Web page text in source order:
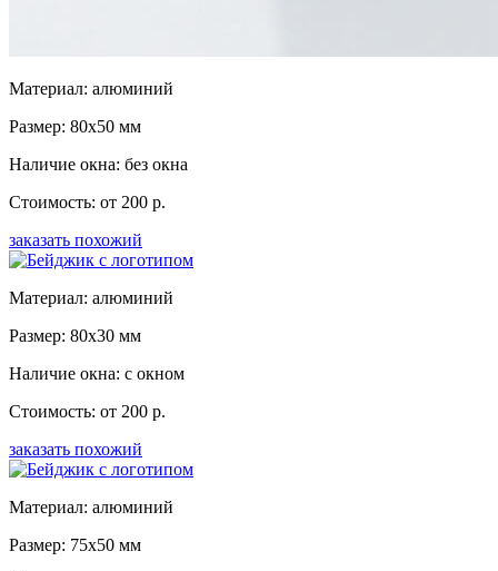
Материал: алюминий
Размер: 80x50 мм
Наличие окна: без окна
Стоимость: от 200 р.
заказать похожий
Материал: алюминий
Размер: 80x30 мм
Наличие окна: с окном
Стоимость: от 200 р.
заказать похожий
Материал: алюминий
Размер: 75x50 мм